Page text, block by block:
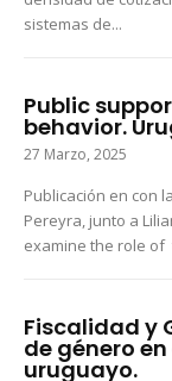
sistemas de...
Public
behavior.
27 Marzo, 2025
Publicación en con la participación de nuestro investigador: Martín
Pereyra, junto a
examine the role
Fiscalidad y
de género
uruguayo.